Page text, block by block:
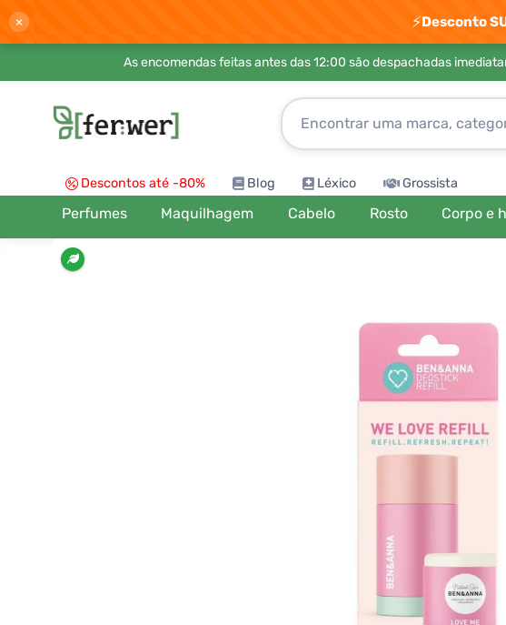
× ⚡Desconto
As encomendas feitas antes das 12:00 são despachadas
Descontos até -80% Blog Léxico Grossista
Perfumes Maquilhagem Cabelo Rosto Corpo e